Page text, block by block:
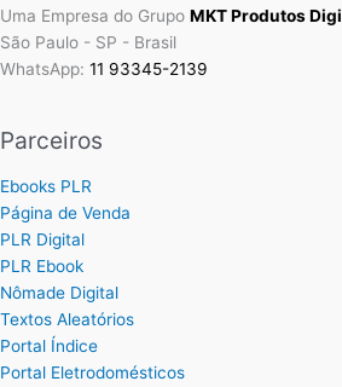
Uma Empresa do Grupo MKT Produtos
São Paulo - SP - Brasil
WhatsApp: 11 93345-2139
Parceiros
Ebooks PLR
Página de Venda
PLR Digital
PLR Ebook
Nômade Digital
Textos Aleatórios
Portal Índice
Portal Eletrodomésticos